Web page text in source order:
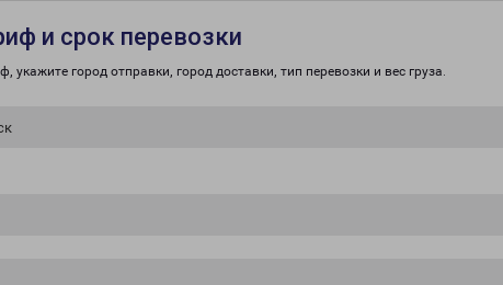
и срок перевозки
укажите город отправки, город доставки, тип перевозки и вес груза.